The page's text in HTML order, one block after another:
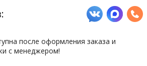
после оформления заказа и
с менеджером!